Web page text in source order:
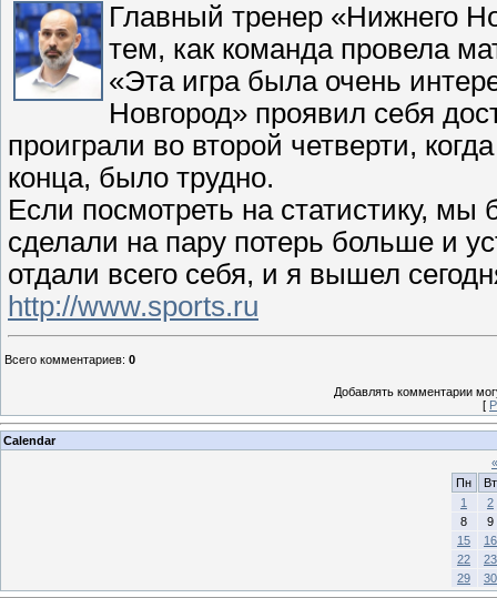
Главный тренер «Нижнего
тем, как команда провела
«Эта игра была очень
Новгород» проявил себя
проиграли во второй четверти,
конца, было трудно.
Если посмотреть на статистику,
сделали на пару потерь больше и
отдали всего себя, и я вышел
http://www.sports.ru
Всего комментариев: 0
Добавлять комментарии
[
Calendar
«
Пн
Вт
1
2
8
9
15
16
22
23
29
30